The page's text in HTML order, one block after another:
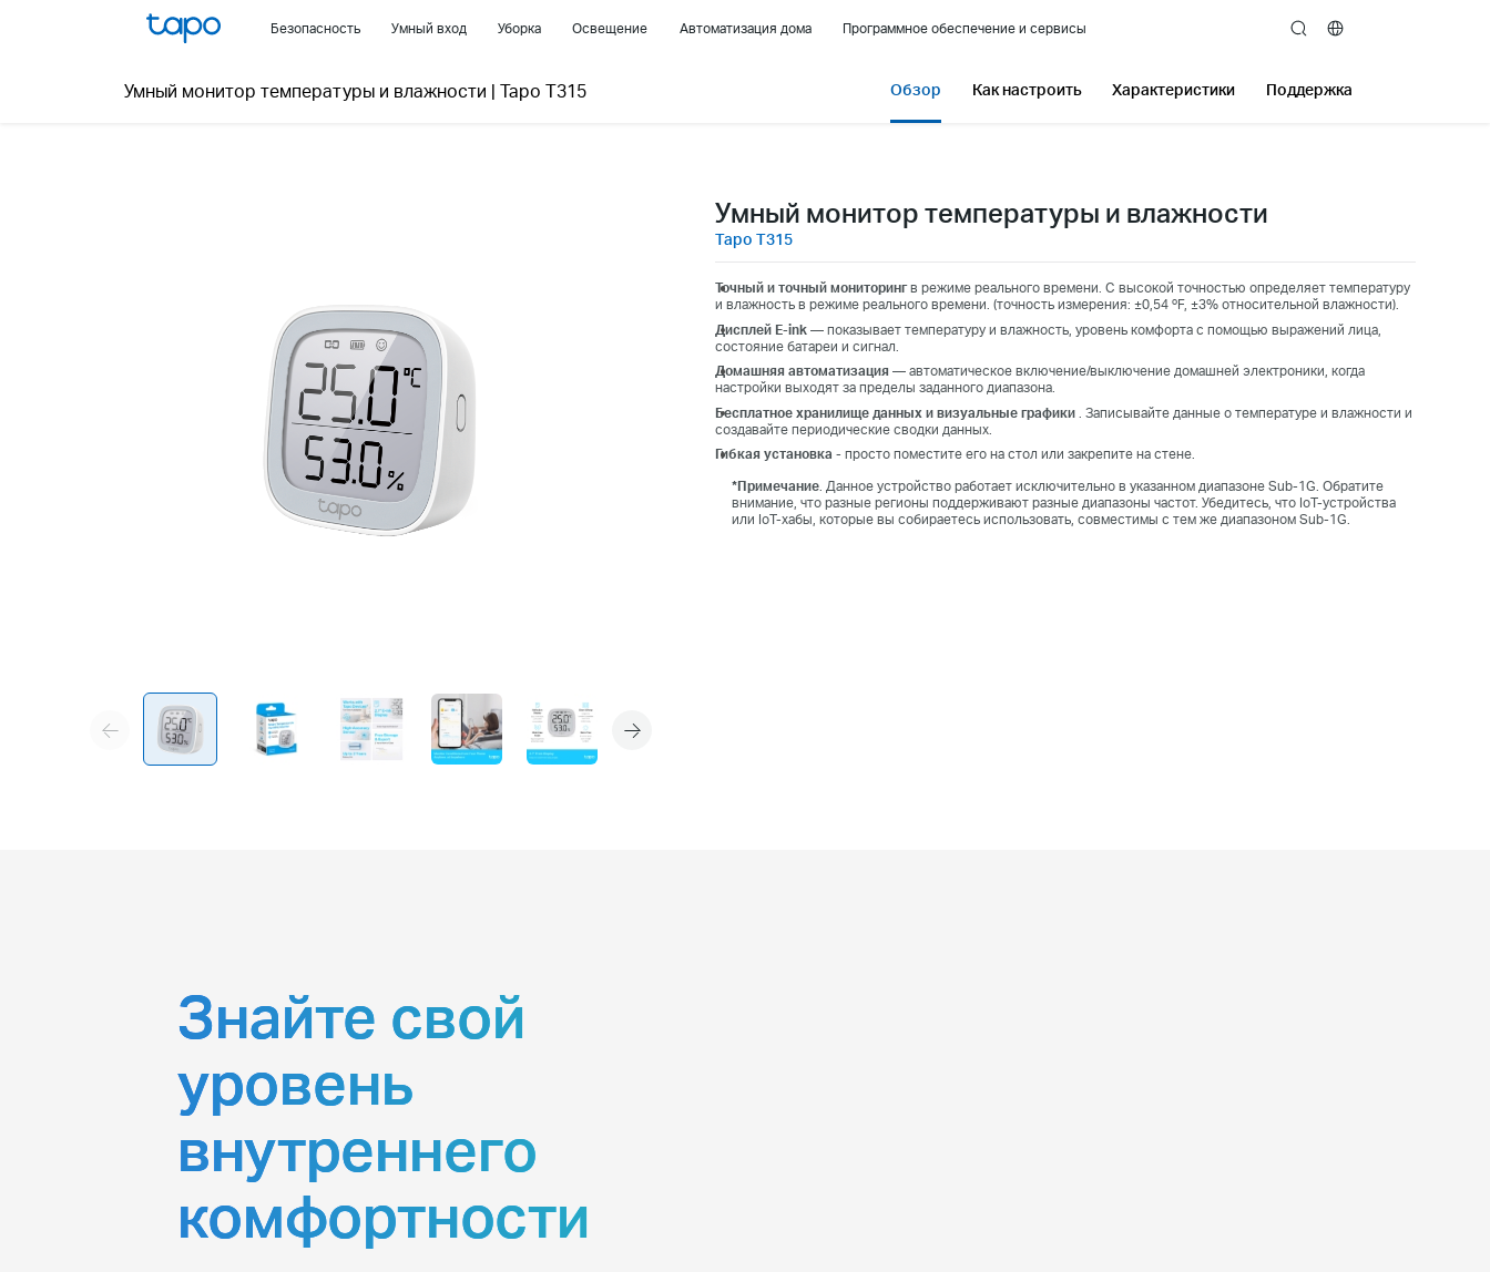
Безопасность Умный вход Уборка Освещение Автоматизация дома Программное обеспечение и сервисы search
Умный монитор температуры и влажности | Tapo T315 Обзор Как настроить Характеристики Поддержка
Умный монитор температуры и влажности
Tapo T315
Точный и точный мониторингв режиме реального времени. С высокой точностью определяет температуру
и влажность в режиме реального времени. (точность измерения: ±0,54 ºF, ±3% относительной влажности).
Дисплей E-ink— показывает температуру и влажность, уровень комфорта с помощью выражений лица,
состояние батареи и сигнал.
Домашняя автоматизация— автоматическое включение/выключение домашней электроники, когда
настройки выходят за пределы заданного диапазона.
Бесплатное хранилище данных и визуальные графики. Записывайте данные о температуре и влажности и
создавайте периодические сводки данных.
Гибкая установка - просто поместите его на стол или закрепите на стене.
*Примечание. Данное устройство работает исключительно в указанном диапазоне Sub-1G. Обратите
внимание, что разные регионы поддерживают разные диапазоны частот. Убедитесь, что IoT-устройства
или IoT-хабы, которые вы собираетесь использовать, совместимы с тем же диапазоном Sub-1G.
Знайте свой
уровень
внутреннего
комфортности